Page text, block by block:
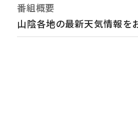
番組概要
山陰各地の最新天気情報をお